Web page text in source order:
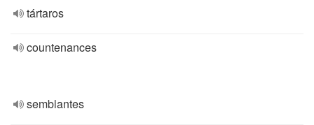
tártaros
countenances
semblantes